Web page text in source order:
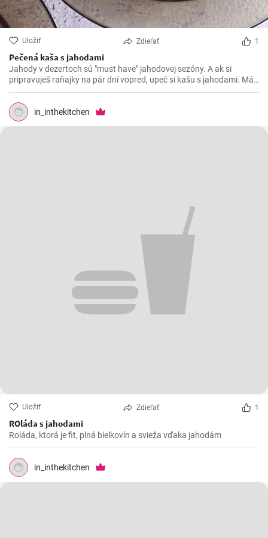
Uložiť Zdieľať 1
Pečená kaša s jahodami
Jahody v dezertoch sú "must have" jahodovej sezóny. A ak si
pripravuješ raňajky na pár dní vopred, upeč si kašu s jahodami. Máš
akobý koláč na raňajky a niekoľko dní nemusíš riešiť čo nachystať,
len vyberieš z chladničky a vychutnávaš
in_inthekitchen
Uložiť Zdieľať 1
ROláda s jahodami
Roláda, ktorá je fit, plná bielkovín a svieža vďaka jahodám
in_inthekitchen